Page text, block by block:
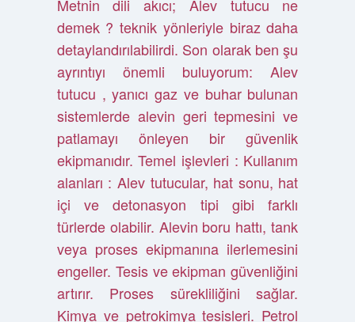
Metnin dili akıcı; Alev tutucu ne
demek ? teknik yönleriyle biraz daha
detaylandırılabilirdi. Son olarak ben şu
ayrıntıyı önemli buluyorum: Alev
tutucu , yanıcı gaz ve buhar bulunan
sistemlerde alevin geri tepmesini ve
patlamayı önleyen bir güvenlik
ekipmanıdır. Temel işlevleri : Kullanım
alanları : Alev tutucular, hat sonu, hat
içi ve detonasyon tipi gibi farklı
türlerde olabilir. Alevin boru hattı, tank
veya proses ekipmanına ilerlemesini
engeller. Tesis ve ekipman güvenliğini
artırır. Proses sürekliliğini sağlar.
Kimya ve petrokimya tesisleri. Petrol